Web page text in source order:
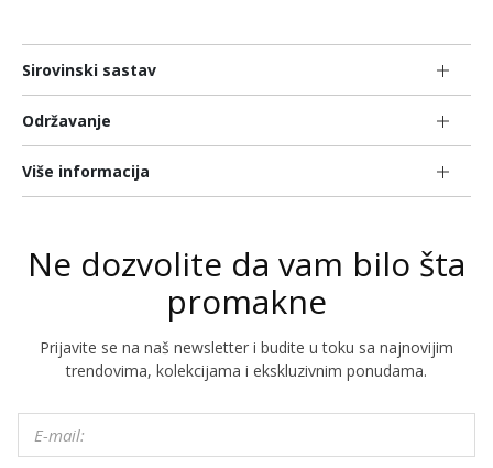
Sirovinski sastav
Održavanje
Više informacija
Ne dozvolite da vam bilo šta
promakne
Prijavite se na naš newsletter i budite u toku sa najnovijim
trendovima, kolekcijama i ekskluzivnim ponudama.